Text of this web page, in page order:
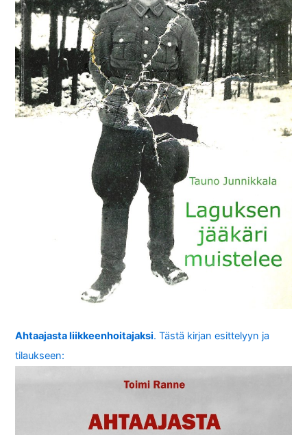
Ahtaajasta liikkeenhoitajaksi. Tästä kirjan esittelyyn ja
tilaukseen: